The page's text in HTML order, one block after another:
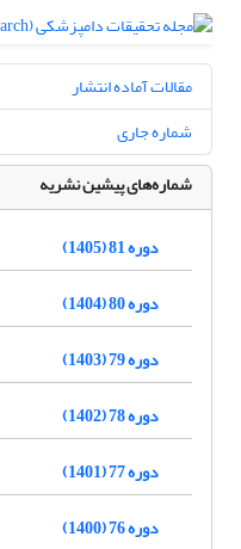
مقالات آماده انتشار
شماره جاری
شماره‌های پیشین نشریه
دوره 81 (1405)
دوره 80 (1404)
دوره 79 (1403)
دوره 78 (1402)
دوره 77 (1401)
دوره 76 (1400)